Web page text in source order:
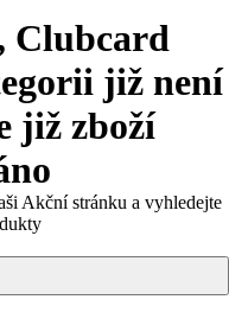
Clubcard
již není
již zboží
Akční stránku a vyhledejte